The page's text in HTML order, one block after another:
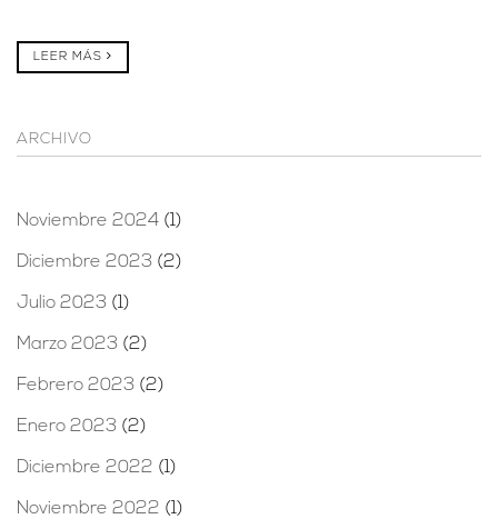
LEER MÁS
ARCHIVO
Noviembre 2024 (1)
Diciembre 2023 (2)
Julio 2023 (1)
Marzo 2023 (2)
Febrero 2023 (2)
Enero 2023 (2)
Diciembre 2022 (1)
Noviembre 2022 (1)